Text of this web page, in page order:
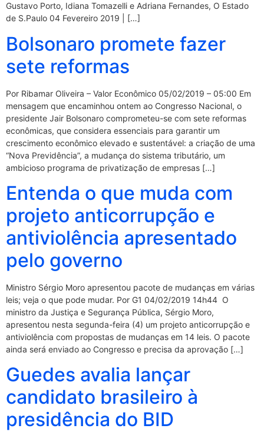
Gustavo Porto, Idiana Tomazelli e Adriana Fernandes, O Estado
de S.Paulo 04 Fevereiro 2019 | […]
Bolsonaro promete fazer
sete reformas
Por Ribamar Oliveira – Valor Econômico 05/02/2019 – 05:00 Em
mensagem que encaminhou ontem ao Congresso Nacional, o
presidente Jair Bolsonaro comprometeu-se com sete reformas
econômicas, que considera essenciais para garantir um
crescimento econômico elevado e sustentável: a criação de uma
“Nova Previdência”, a mudança do sistema tributário, um
ambicioso programa de privatização de empresas […]
Entenda o que muda com
projeto anticorrupção e
antiviolência apresentado
pelo governo
Ministro Sérgio Moro apresentou pacote de mudanças em várias
leis; veja o que pode mudar. Por G1 04/02/2019 14h44 O
ministro da Justiça e Segurança Pública, Sérgio Moro,
apresentou nesta segunda-feira (4) um projeto anticorrupção e
antiviolência com propostas de mudanças em 14 leis. O pacote
ainda será enviado ao Congresso e precisa da aprovação […]
Guedes avalia lançar
candidato brasileiro à
presidência do BID